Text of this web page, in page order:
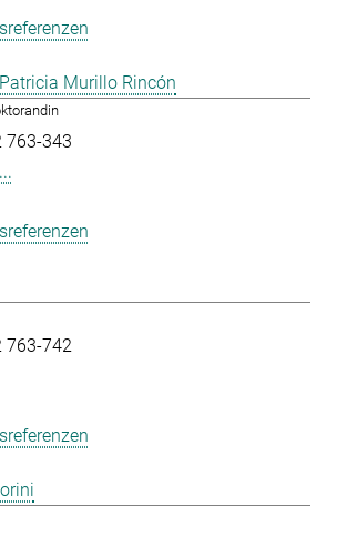
Murillo Rincón
763-343
763-742